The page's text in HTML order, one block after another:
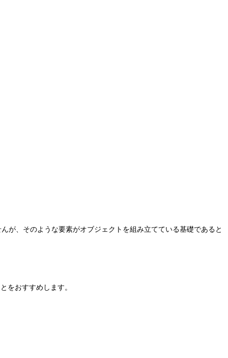
が、そのような要素がオブジェクトを組み立てている基礎であると
をおすすめします。